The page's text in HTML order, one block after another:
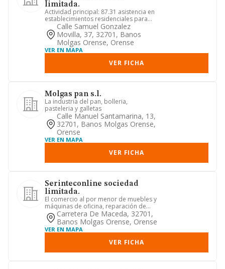
limitada.
Actividad principal: 87.31 asistencia en
establecimientos residenciales para
personas mayores. otra...
Calle Samuel Gonzalez
Movilla, 37, 32701, Banos
Molgas Orense, Orense
VER EN MAPA
VER FICHA
Molgas pan s.l.
La industria del pan, bolleria,
pasteleria y galletas
Calle Manuel Santamarina, 13,
32701, Banos Molgas Orense,
Orense
VER EN MAPA
VER FICHA
Serinteconline sociedad
limitada.
El comercio al por menor de muebles y
máquinas de oficina, reparación de
otros bienes de consumo y ...
Carretera De Maceda, 32701,
Banos Molgas Orense, Orense
VER EN MAPA
VER FICHA